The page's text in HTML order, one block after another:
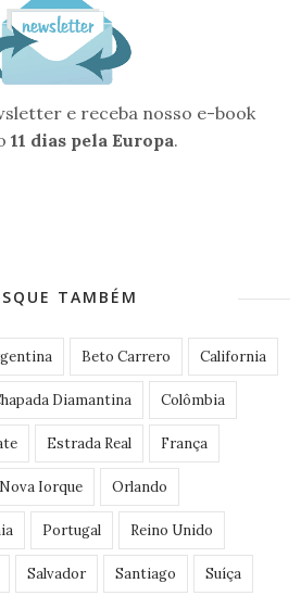
e receba nosso e-book
11 dias pela Europa.
TAMBÉM
Beto Carrero California
Diamantina Colômbia
Estrada Real França
Nova Iorque Orlando
Portugal Reino Unido
Salvador Santiago Suíça